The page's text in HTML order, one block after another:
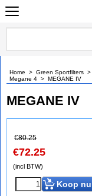
Home > Green Sportfilters >
Megane 4 > MEGANE IV
MEGANE IV
€80.25
€72.25
(incl BTW)
Koop nu